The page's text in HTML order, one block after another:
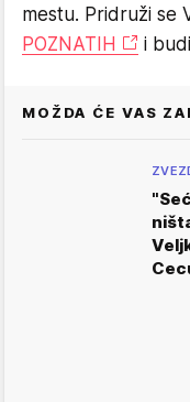
mestu. Pridruži se
POZNATIH
i
MOŽDA ĆE VAS